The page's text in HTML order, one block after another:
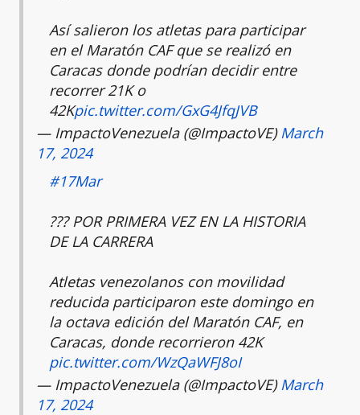
Así salieron los atletas para participar
en el Maratón CAF que se realizó en
Caracas donde podrían decidir entre
recorrer 21K o
42Kpic.twitter.com/GxG4JfqJVB
— ImpactoVenezuela (@ImpactoVE)March
17, 2024
#17Mar
??‍? POR PRIMERA VEZ EN LA HISTORIA
DE LA CARRERA
Atletas venezolanos con movilidad
reducida participaron este domingo en
la octava edición del Maratón CAF, en
Caracas, donde recorrieron 42K
pic.twitter.com/WzQaWFJ8oI
— ImpactoVenezuela (@ImpactoVE)March
17, 2024